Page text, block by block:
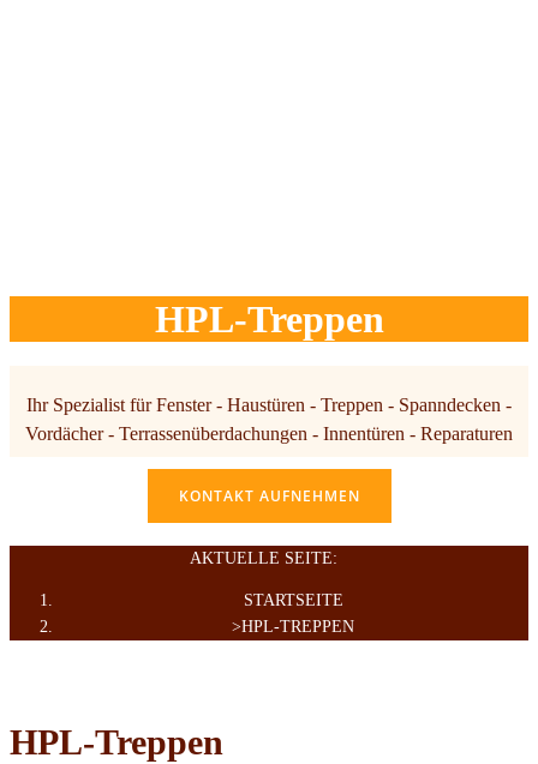
HPL-Treppen
Ihr Spezialist für Fenster - Haustüren - Treppen - Spanndecken -
Vordächer - Terrassenüberdachungen - Innentüren - Reparaturen
KONTAKT AUFNEHMEN
AKTUELLE SEITE:
STARTSEITE
HPL-TREPPEN
HPL-Treppen